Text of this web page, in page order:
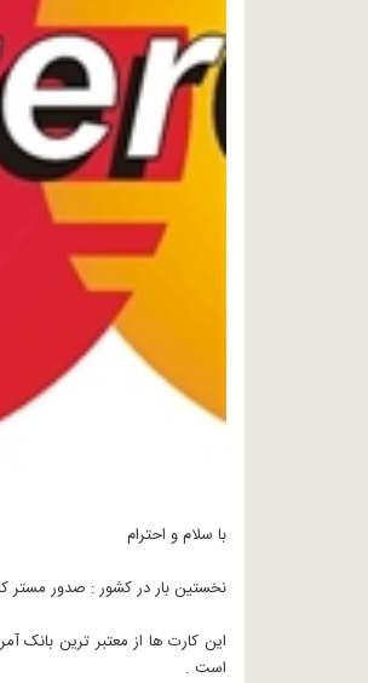
با سلام و احترام
نخستین بار در کشور : صدور مستر
این کارت ها از معتبر ترین بانک
است .